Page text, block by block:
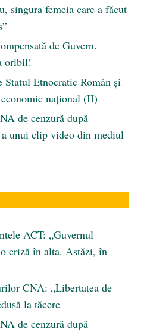
singura femeia care a făcut
de Guvern.
oribil!
Etnocratic Român şi
naţional (II)
de cenzură după
unui clip video din mediul
ACT: „Guvernul
criză în alta. Astăzi, în
CNA: „Libertatea de
la tăcere
de cenzură după